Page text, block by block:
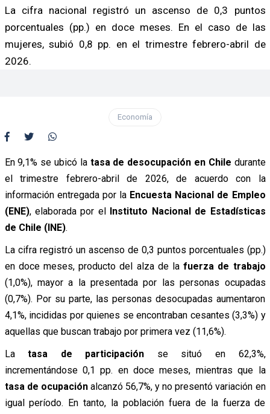
La cifra nacional registró un ascenso de 0,3 puntos
porcentuales (pp.) en doce meses. En el caso de las
mujeres, subió 0,8 pp. en el trimestre febrero-abril de
2026.
Economía
En 9,1% se ubicó la tasa de desocupación en Chile durante
el trimestre febrero-abril de 2026, de acuerdo con la
información entregada por la Encuesta Nacional de Empleo
(ENE), elaborada por el Instituto Nacional de Estadísticas
de Chile (INE).
La cifra registró un ascenso de 0,3 puntos porcentuales (pp.)
en doce meses, producto del alza de lafuerza de trabajo
(1,0%), mayor a la presentada por las personas ocupadas
(0,7%). Por su parte, las personas desocupadas aumentaron
4,1%, incididas por quienes se encontraban cesantes (3,3%) y
aquellas que buscan trabajo por primera vez (11,6%).
Latasa de participación se situó en 62,3%,
incrementándose 0,1 pp. en doce meses, mientras que la
tasa de ocupaciónalcanzó 56,7%, y no presentó variación en
igual período. En tanto, la población fuera de la fuerza de